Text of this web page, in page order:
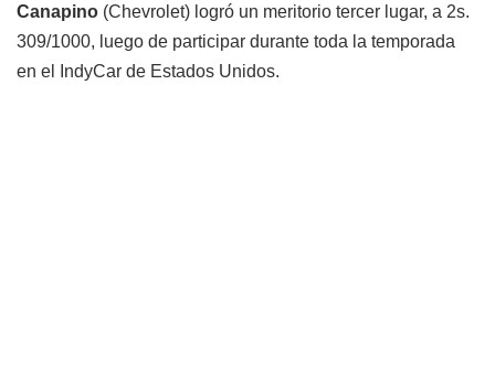
Canapino (Chevrolet) logró un meritorio tercer lugar, a 2s.
309/1000, luego de participar durante toda la temporada
en el IndyCar de Estados Unidos.